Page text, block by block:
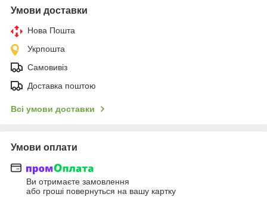
Умови доставки
Нова Пошта
Укрпошта
Самовивіз
Доставка поштою
Всі умови доставки
Умови оплати
Ви отримаєте замовлення
або гроші повернуться на вашу картку